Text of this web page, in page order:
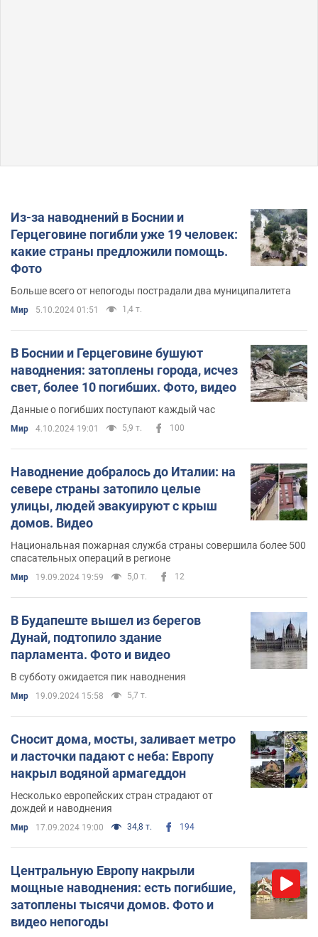
Из-за наводнений в Боснии и
Герцеговине погибли уже 19 человек:
какие страны предложили помощь.
Фото
Больше всего от непогоды пострадали два муниципалитета
Мир 5.10.2024 01:51 1,4 т.
В Боснии и Герцеговине бушуют
наводнения: затоплены города, исчез
свет, более 10 погибших. Фото, видео
Данные о погибших поступают каждый час
Мир 4.10.2024 19:01 5,9 т. 100
Наводнение добралось до Италии: на
севере страны затопило целые
улицы, людей эвакуируют с крыш
домов. Видео
Национальная пожарная служба страны совершила более 500
спасательных операций в регионе
Мир 19.09.2024 19:59 5,0 т. 12
В Будапеште вышел из берегов
Дунай, подтопило здание
парламента. Фото и видео
В субботу ожидается пик наводнения
Мир 19.09.2024 15:58 5,7 т.
Сносит дома, мосты, заливает метро
и ласточки падают с неба: Европу
накрыл водяной армагеддон
Несколько европейских стран страдают от
дождей и наводнения
Мир 17.09.2024 19:00 34,8 т. 194
Центральную Европу накрыли
мощные наводнения: есть погибшие,
затоплены тысячи домов. Фото и
видео непогоды